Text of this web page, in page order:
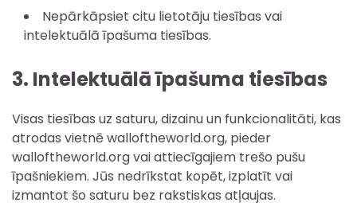
Nepārkāpsiet citu lietotāju tiesības vai
intelektuālā īpašuma tiesības.
3. Intelektuālā īpašuma tiesības
Visas tiesības uz saturu, dizainu un funkcionalitāti, kas
atrodas vietnē walloftheworld.org, pieder
walloftheworld.org vai attiecīgajiem trešo pušu
īpašniekiem. Jūs nedrīkstat kopēt, izplatīt vai
izmantot šo saturu bez rakstiskas atļaujas.